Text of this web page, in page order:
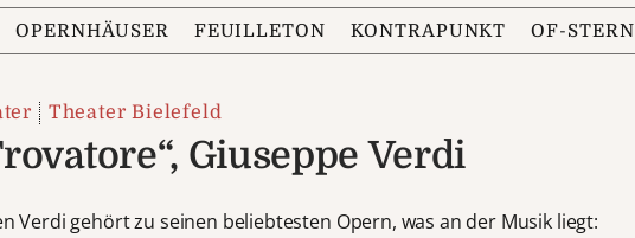
OPERNHÄUSER FEUILLETON KONTRAPUNKT OF-STERN
Theater Bielefeld
Giuseppe Verdi
Verdi gehört zu seinen beliebtesten Opern, was an der Musik liegt: